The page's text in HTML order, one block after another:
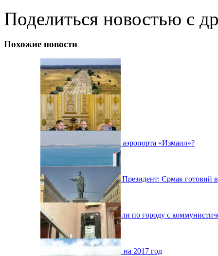
Поделиться новостью с
Похожие новости
Будет ли реконструкция аэропорта «Измаил»?
Якщо про це попросить Президент: Єрмак готовий
В Одессе мужчины ездили по городу с
Планы Одессой области на 2017 год